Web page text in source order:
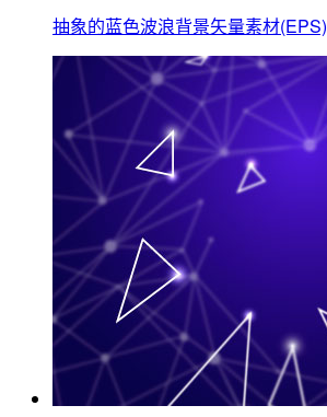
抽象的蓝色波浪背景矢量素材(EPS)